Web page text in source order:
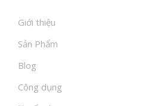
Giới thiệu
Sản Phẩm
Blog
Công dụng